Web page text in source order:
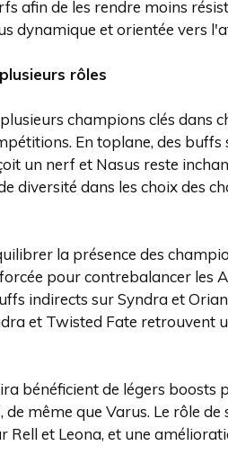
afin de les rendre moins
dynamique et orientée vers
rôles
champions clés dans
En toplane, des buffs
un nerf et Nasus reste
diversité dans les choix des
la présence des
pour contrebalancer les
indirects sur Syndra et
et Twisted Fate retrouvent
bénéficient de légers
même que Varus. Le rôle
Rell et Leona, et une